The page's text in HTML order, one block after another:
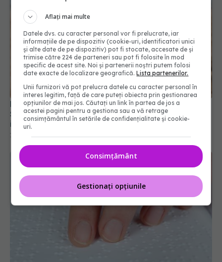
FDA aprobă primul ingredient nou pentru cremele
SPF din ultimele două decenii. Poate fi folosit
inclusiv la sugari
11 iun 2026, 17:40
Aflați mai multe
Datele dvs. cu caracter personal vor fi prelucrate, iar
informațiile de pe dispozitiv (cookie-uri, identificatori unici
și alte date de pe dispozitiv) pot fi stocate, accesate de și
trimise către 224 de parteneri sau pot fi folosite în mod
specific de acest site. Noi și partenerii noștri putem folosi
date exacte de localizare geografică.Lista partenerilor.
Unii furnizori vă pot prelucra datele cu caracter personal în
interes legitim, față de care puteți obiecta prin gestionarea
opțiunilor de mai jos. Căutați un link în partea de jos a
acestei pagini pentru a gestiona sau a vă retrage
consimțământul în setările de confidențialitate și cookie-
uri.
Consimțământ
Gestionați opțiunile